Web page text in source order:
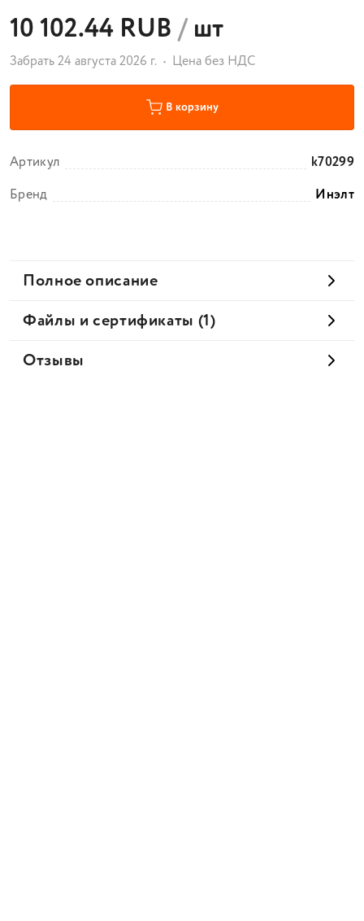
10 102.44 RUB/шт
Забрать 24 августа 2026 г. Цена без НДС
В корзину
Артикул
k70299
Бренд
Инэлт
Полное описание
Файлы и сертификаты (1)
Отзывы